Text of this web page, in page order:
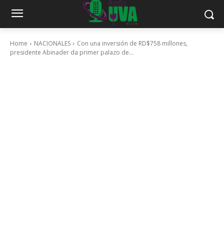
Home NACIONALES
Con una inversión de RD$758 millones,
presidente Abinader da primer palazo de...